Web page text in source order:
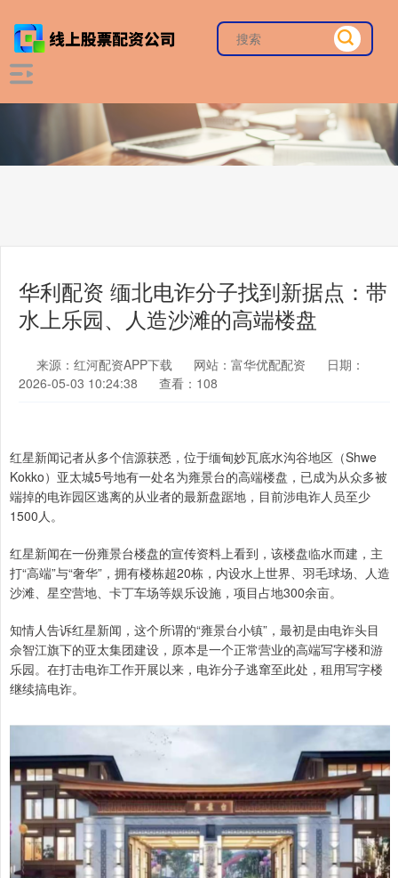
华利配资 缅北电诈分子找到新据点：带
水上乐园、人造沙滩的高端楼盘
来源：红河配资APP下载 网站：富华优配配资
日期：
2026-05-03 10:24:38
查看：108
红星新闻记者从多个信源获悉，位于缅甸妙瓦底水沟谷地区（Shwe
Kokko）亚太城5号地有一处名为雍景台的高端楼盘，已成为从众多被
端掉的电诈园区逃离的从业者的最新盘踞地，目前涉电诈人员至少
1500人。
红星新闻在一份雍景台楼盘的宣传资料上看到，该楼盘临水而建，主
打“高端”与“奢华”，拥有楼栋超20栋，内设水上世界、羽毛球场、人造
沙滩、星空营地、卡丁车场等娱乐设施，项目占地300余亩。
知情人告诉红星新闻，这个所谓的“雍景台小镇”，最初是由电诈头目
佘智江旗下的亚太集团建设，原本是一个正常营业的高端写字楼和游
乐园。在打击电诈工作开展以来，电诈分子逃窜至此处，租用写字楼
继续搞电诈。